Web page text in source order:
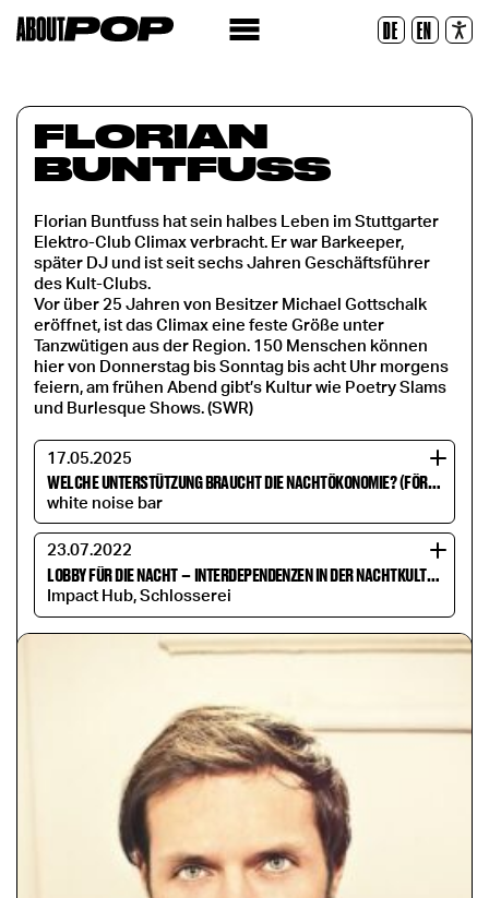
DE EN
Réinitialiser
FLORIAN
BUNTFUSS
Florian Buntfuss hat sein halbes Leben im Stuttgarter
Elektro-Club Climax verbracht. Er war Barkeeper,
später DJ und ist seit sechs Jahren Geschäftsführer
des Kult-Clubs.
Vor über 25 Jahren von Besitzer Michael Gottschalk
eröffnet, ist das Climax eine feste Größe unter
Tanzwütigen aus der Region. 150 Menschen können
hier von Donnerstag bis Sonntag bis acht Uhr morgens
feiern, am frühen Abend gibt’s Kultur wie Poetry Slams
und Burlesque Shows. (SWR)
17.05.2025
WELCHE UNTERSTÜTZUNG BRAUCHT DIE NACHTÖKONOMIE? (FÖRDERUNG IM KESSEL)
white noise bar
23.07.2022
LOBBY FÜR DIE NACHT–INTERDEPENDENZEN IN DER NACHTKULTUR
Impact Hub, Schlosserei